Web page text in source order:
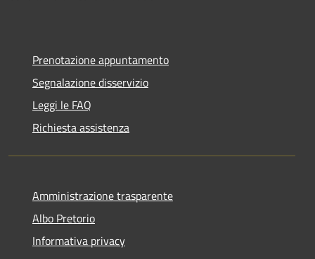
Prenotazione appuntamento
Segnalazione disservizio
Leggi le FAQ
Richiesta assistenza
Amministrazione trasparente
Albo Pretorio
Informativa privacy